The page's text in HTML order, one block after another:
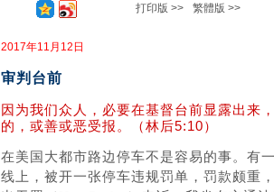
打印版 >> 繁體版 >>
2017年11月12日
审判台前
因为我们众人，必要在基督台前显露出来
的，或善或恶受报。（林后5:10）
在美国大都市路边停车不是容易的事。有
线上，被开一张停车违规罚单，罚款颇重